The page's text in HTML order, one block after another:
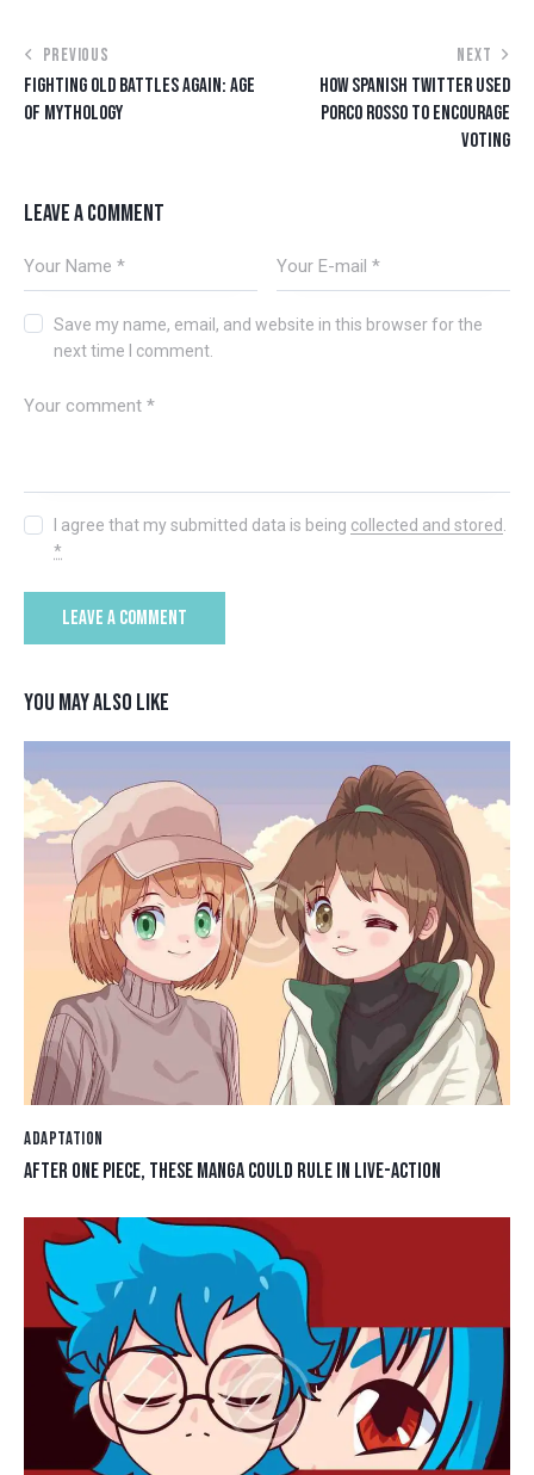
PREVIOUS
FIGHTING OLD BATTLES AGAIN: AGE
OF MYTHOLOGY
NEXT
HOW SPANISH TWITTER USED
PORCO ROSSO TO ENCOURAGE
VOTING
LEAVE A COMMENT
Save my name, email, and website in this browser for the
next time I comment.
I agree that my submitted data is being collected and stored.
*
YOU MAY ALSO LIKE
ADAPTATION
AFTER ONE PIECE, THESE MANGA COULD RULE IN LIVE-ACTION